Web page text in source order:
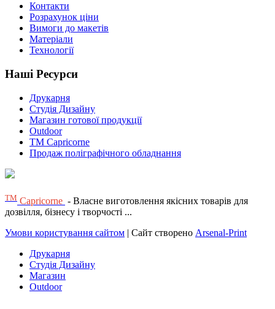
Контакти
Розрахунок ціни
Вимоги до макетів
Матеріали
Технології
Наші Ресурси
Друкарня
Студія Дизайну
Магазин готової продукції
Outdoor
TM Capricorne
Продаж поліграфічного обладнання
ТМ Capricorne - Власне виготовлення якісних товарів для
дозвілля, бізнесу і творчості ...
Умови користування сайтом | Сайт створено Arsenal-Print
Друкарня
Студія Дизайну
Магазин
Outdoor